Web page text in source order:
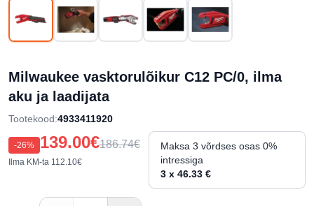
Milwaukee vasktorulõikur C12 PC/0, ilma
aku ja laadijata
Tootekood:4933411920
-26% 139.00€186.74€
Ilma KM-ta 112.10€
Maksa 3 võrdses osas 0%
intressiga
3 x 46.33 €